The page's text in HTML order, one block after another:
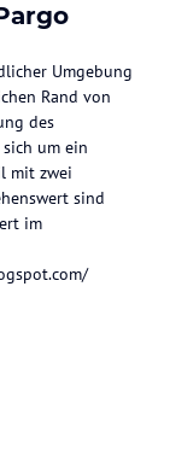
Umgebung
Rand von
des
um ein
mit zwei
sind
im